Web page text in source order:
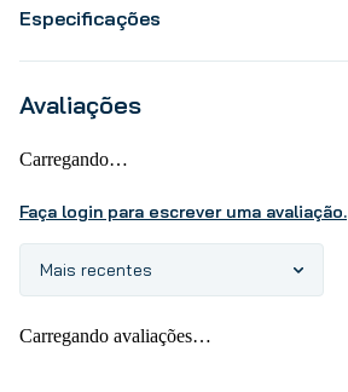
Especificações
Avaliações
Carregando…
Faça login para escrever uma avaliação.
Mais recentes
Carregando avaliações…